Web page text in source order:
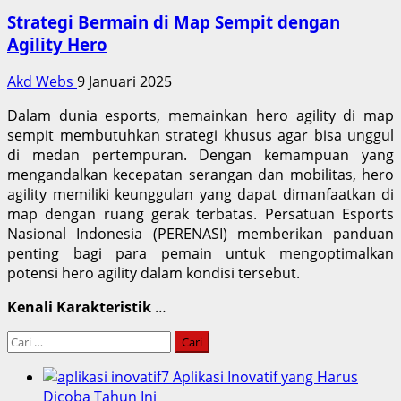
Strategi Bermain di Map Sempit dengan
Agility Hero
Akd Webs 9 Januari 2025
Dalam dunia esports, memainkan hero agility di map
sempit membutuhkan strategi khusus agar bisa unggul
di medan pertempuran. Dengan kemampuan yang
mengandalkan kecepatan serangan dan mobilitas, hero
agility memiliki keunggulan yang dapat dimanfaatkan di
map dengan ruang gerak terbatas. Persatuan Esports
Nasional Indonesia (PERENASI) memberikan panduan
penting bagi para pemain untuk mengoptimalkan
potensi hero agility dalam kondisi tersebut.
Kenali Karakteristik …
Cari
7 Aplikasi Inovatif yang Harus
Dicoba Tahun Ini